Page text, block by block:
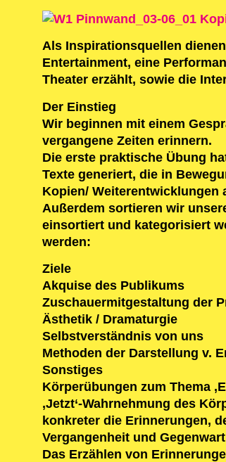
Als Inspirationsquellen
Entertainment, eine
Theater erzählt, sowie die
Der Einstieg
Wir beginnen mit einem
vergangene Zeiten erinnern.
Die erste praktische Übung
Texte generiert, die in
Kopien/ Weiterentwicklungen
Außerdem sortieren wir
einsortiert und kategorisiert
werden:
Ziele
Akquise des Publikums
Zuschauermitgestaltung der
Ästhetik / Dramaturgie
Selbstverständnis von uns
Methoden der Darstellung v.
Sonstiges
Körperübungen zum Thema
‚Jetzt‘-Wahrnehmung des
konkreter die Erinnerungen,
Vergangenheit und
Das Erzählen von